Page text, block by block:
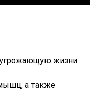
угрожающую жизни.
а также